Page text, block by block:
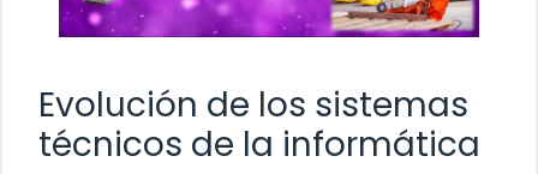
Evolución de los sistemas
técnicos de la informática